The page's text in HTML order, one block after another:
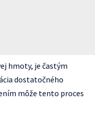
hmoty, je častým
dostatočného
môže tento proces